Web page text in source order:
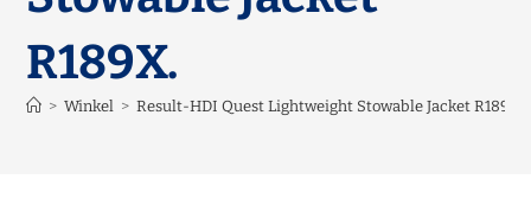
R189X.
> Winkel > Result-HDI Quest Lightweight Stowable Jacket R189X.